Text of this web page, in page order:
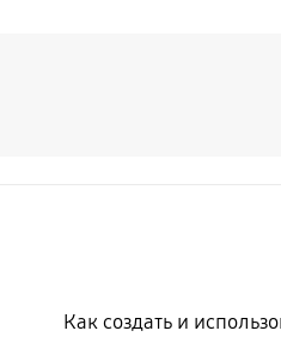
Как создать и